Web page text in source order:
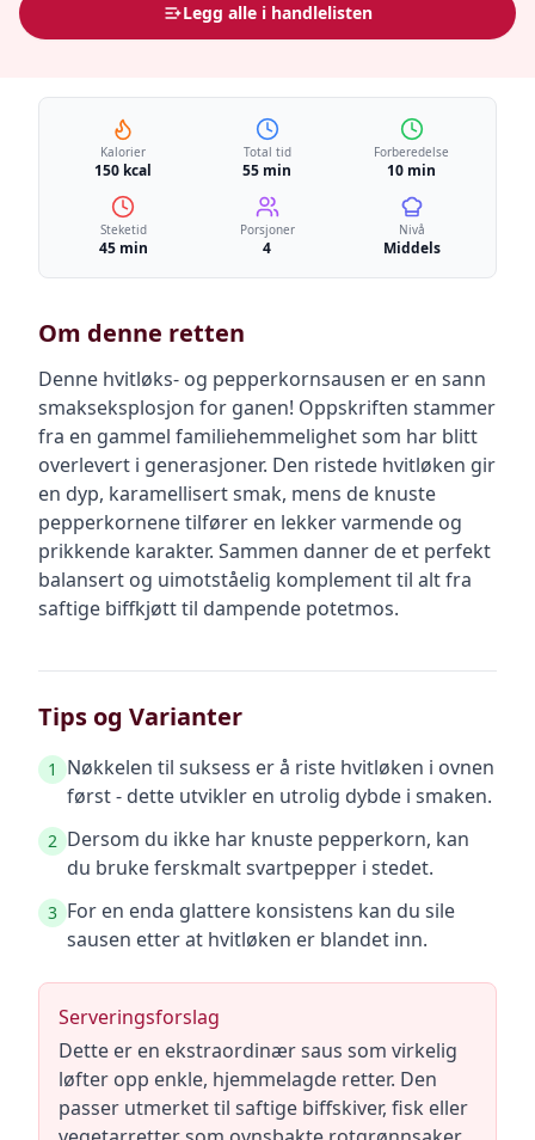
Legg alle i handlelisten
Kalorier
150 kcal
Total tid
55 min
Forberedelse
10 min
Steketid
45 min
Porsjoner
4
Nivå
Middels
Om denne retten
Denne hvitløks- og pepperkornsausen er en sann
smakseksplosjon for ganen! Oppskriften stammer
fra en gammel familiehemmelighet som har blitt
overlevert i generasjoner. Den ristede hvitløken gir
en dyp, karamellisert smak, mens de knuste
pepperkornene tilfører en lekker varmende og
prikkende karakter. Sammen danner de et perfekt
balansert og uimotståelig komplement til alt fra
saftige biffkjøtt til dampende potetmos.
Tips og Varianter
1
Nøkkelen til suksess er å riste hvitløken i ovnen
først - dette utvikler en utrolig dybde i smaken.
2 Dersom du ikke har knuste pepperkorn, kan
du bruke ferskmalt svartpepper i stedet.
3 For en enda glattere konsistens kan du sile
sausen etter at hvitløken er blandet inn.
Serveringsforslag
Dette er en ekstraordinær saus som virkelig
løfter opp enkle, hjemmelagde retter. Den
passer utmerket til saftige biffskiver, fisk eller